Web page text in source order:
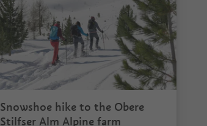
Snowshoe hike to the Obere
Stilfser Alm Alpine farm